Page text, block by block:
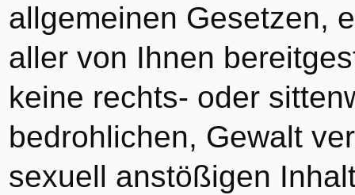
allgemeinen Gesetzen,
aller von Ihnen
keine rechts- oder
bedrohlichen, Gewalt
sexuell anstößigen